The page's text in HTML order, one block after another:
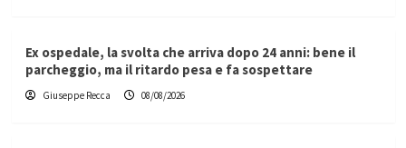
Ex ospedale, la svolta che arriva dopo 24 anni: bene il
parcheggio, ma il ritardo pesa e fa sospettare
Giuseppe Recca 08/08/2026